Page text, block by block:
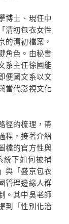
士、現任中
清初包衣女性
的清初檔案，
角色。由秘書
系主任徐國能
便國文系以文
當代影視文化
的梳理，帶
程，接著介紹
檔的官方性與
統下如何被捕
與「盛京包衣
管理邊緣人群
。其中吳老師
到「性別化治